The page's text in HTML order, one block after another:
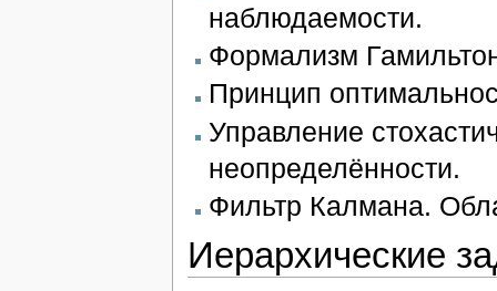
наблюдаемости.
Формализм
Принцип
Управление
неопределённости.
Фильтр Калмана.
Иерархические